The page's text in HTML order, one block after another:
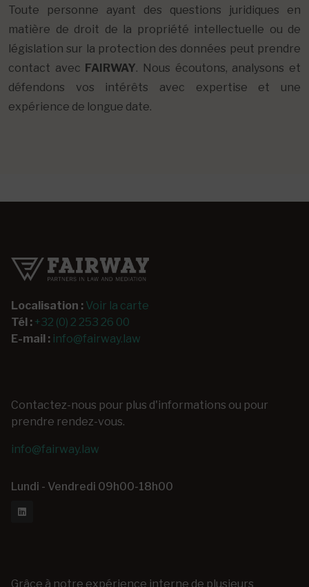
Toute personne ayant des questions juridiques en
matière de droit de la propriété intellectuelle ou de
législation sur la protection des données peut prendre
contact avec FAIRWAY. Nous écoutons, analysons et
défendons vos intérêts avec expertise et une
expérience de longue date.
Localisation : Voir la carte
Tél : +32 (0) 2 253 26 00
E-mail : info@fairway.law
Contactez-nous pour plus d'informations ou pour
prendre rendez-vous.
info@fairway.law
Lundi - Vendredi 09h00-18h00
Grâce à notre expérience interne de plusieurs